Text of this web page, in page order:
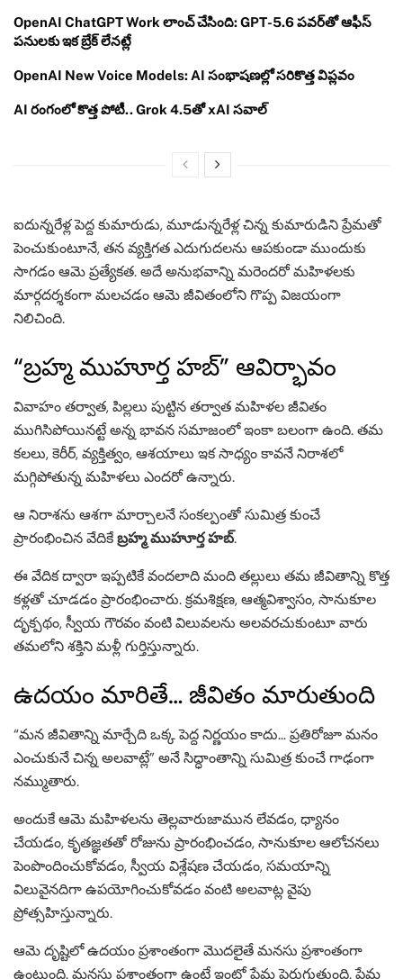
OpenAI ChatGPT Work లాంచ్ చేసింది: GPT-5.6 పవర్‌తో ఆఫీస్
పనులకు ఇక బ్రేక్ లేనట్లే
OpenAI New Voice Models: AI సంభాషణల్లో సరికొత్త విప్లవం
AI రంగంలో కొత్త పోటీ.. Grok 4.5తో xAI సవాల్
ఐదున్నరేళ్ల పెద్ద కుమారుడు, మూడున్నరేళ్ల చిన్న కుమారుడిని ప్రేమతో
పెంచుకుంటూనే, తన వ్యక్తిగత ఎదుగుదలను ఆపకుండా ముందుకు
సాగడం ఆమె ప్రత్యేకత. అదే అనుభవాన్ని మరెందరో మహిళలకు
మార్గదర్శకంగా మలచడం ఆమె జీవితంలోని గొప్ప విజయంగా
నిలిచింది.
“బ్రహ్మ ముహూర్త హబ్” ఆవిర్భావం
వివాహం తర్వాత, పిల్లలు పుట్టిన తర్వాత మహిళల జీవితం
ముగిసిపోయినట్టే అన్న భావన సమాజంలో ఇంకా బలంగా ఉంది. తమ
కలలు, కెరీర్, వ్యక్తిత్వం, ఆశయాలు ఇక సాధ్యం కావనే నిరాశలో
మగ్గిపోతున్న మహిళలు ఎందరో ఉన్నారు.
ఆ నిరాశను ఆశగా మార్చాలనే సంకల్పంతో సుమిత్ర కుంచే
ప్రారంభించిన వేదికేబ్రహ్మ ముహూర్త హబ్.
ఈ వేదిక ద్వారా ఇప్పటికే వందలాది మంది తల్లులు తమ జీవితాన్ని కొత్త
కళ్లతో చూడడం ప్రారంభించారు. క్రమశిక్షణ, ఆత్మవిశ్వాసం, సానుకూల
దృక్పథం, స్వీయ గౌరవం వంటి విలువలను అలవరచుకుంటూ వారు
తమలోని శక్తిని మళ్లీ గుర్తిస్తున్నారు.
ఉదయం మారితే… జీవితం మారుతుంది
“మన జీవితాన్ని మార్చేది ఒక్క పెద్ద నిర్ణయం కాదు… ప్రతిరోజూ మనం
ఎంచుకునే చిన్న అలవాట్లే” అనే సిద్ధాంతాన్ని సుమిత్ర కుంచే గాఢంగా
నమ్ముతారు.
అందుకే ఆమె మహిళలను తెల్లవారుజామున లేవడం, ధ్యానం
చేయడం, కృతజ్ఞతతో రోజును ప్రారంభించడం, సానుకూల ఆలోచనలు
పెంపొందించుకోవడం, స్వీయ విశ్లేషణ చేయడం, సమయాన్ని
విలువైనదిగా ఉపయోగించుకోవడం వంటి అలవాట్ల వైపు
ప్రోత్సహిస్తున్నారు.
ఆమె దృష్టిలో ఉదయం ప్రశాంతంగా మొదలైతే మనసు ప్రశాంతంగా
ఉంటుంది. మనసు ప్రశాంతంగా ఉంటే ఇంట్లో ప్రేమ పెరుగుతుంది. ప్రేమ